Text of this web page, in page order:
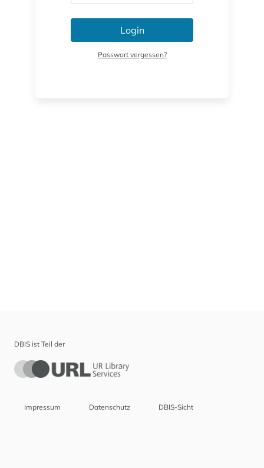
Login
Passwort vergessen?
DBIS ist Teil der
Impressum Datenschutz DBIS-Sicht